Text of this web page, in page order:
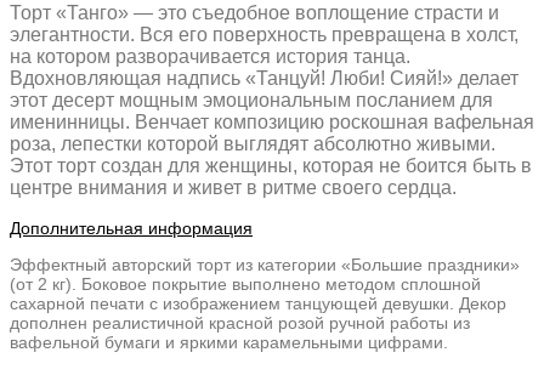
Торт «Танго» — это съедобное воплощение страсти и
элегантности. Вся его поверхность превращена в холст,
на котором разворачивается история танца.
Вдохновляющая надпись «Танцуй! Люби! Сияй!» делает
этот десерт мощным эмоциональным посланием для
именинницы. Венчает композицию роскошная вафельная
роза, лепестки которой выглядят абсолютно живыми.
Этот торт создан для женщины, которая не боится быть в
центре внимания и живет в ритме своего сердца.
Дополнительная информация
Эффектный авторский торт из категории «Большие праздники»
(от 2 кг). Боковое покрытие выполнено методом сплошной
сахарной печати с изображением танцующей девушки. Декор
дополнен реалистичной красной розой ручной работы из
вафельной бумаги и яркими карамельными цифрами.